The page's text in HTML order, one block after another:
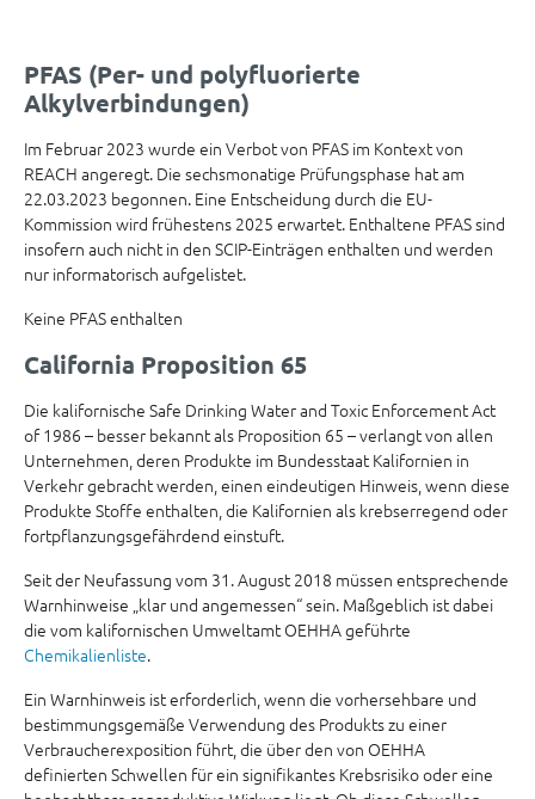
PFAS (Per- und polyfluorierte
Alkylverbindungen)
Im Februar 2023 wurde ein Verbot von PFAS im Kontext von
REACH angeregt. Die sechsmonatige Prüfungsphase hat am
22.03.2023 begonnen. Eine Entscheidung durch die EU-
Kommission wird frühestens 2025 erwartet. Enthaltene PFAS sind
insofern auch nicht in den SCIP-Einträgen enthalten und werden
nur informatorisch aufgelistet.
Keine PFAS enthalten
California Proposition 65
Die kalifornische Safe Drinking Water and Toxic Enforcement Act
of 1986 – besser bekannt als Proposition 65 – verlangt von allen
Unternehmen, deren Produkte im Bundesstaat Kalifornien in
Verkehr gebracht werden, einen eindeutigen Hinweis, wenn diese
Produkte Stoffe enthalten, die Kalifornien als krebserregend oder
fortpflanzungsgefährdend einstuft.
Seit der Neufassung vom 31. August 2018 müssen entsprechende
Warnhinweise „klar und angemessen“ sein. Maßgeblich ist dabei
die vom kalifornischen Umweltamt OEHHA geführte
Chemikalienliste.
Ein Warnhinweis ist erforderlich, wenn die vorhersehbare und
bestimmungsgemäße Verwendung des Produkts zu einer
Verbraucherexposition führt, die über den von OEHHA
definierten Schwellen für ein signifikantes Krebsrisiko oder eine